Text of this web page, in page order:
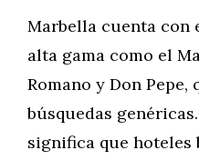
Marbella cuenta con
alta gama como el
Romano y Don
búsquedas
significa que hoteles